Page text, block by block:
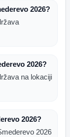
2026?
2026?
na lokaciji
2026?
2026